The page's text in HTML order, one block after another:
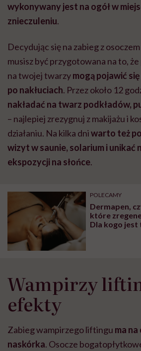
wykonywany jest na ogół w
znieczuleniu.
Decydując się na zabieg z
musisz być przygotowana na to,
na twojej twarzymogą pojawić
po nakłuciach. Przez około 12
nakładać na twarz podkładów,
– najlepiej zrezygnuj z makijażu i
działaniu. Na kilka dniwarto też
wizyt w saunie, solarium i unikać
ekspozycji na słońce.
POLECAMY
Dermapen,
które
Dla kogo jest
Wampirzy
efekty
Zabieg wampirzego liftingu ma
naskórka. Osocze